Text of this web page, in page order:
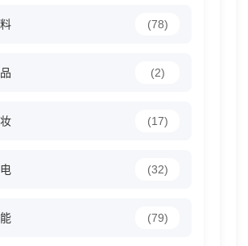
(78)
(2)
(17)
(32)
(79)